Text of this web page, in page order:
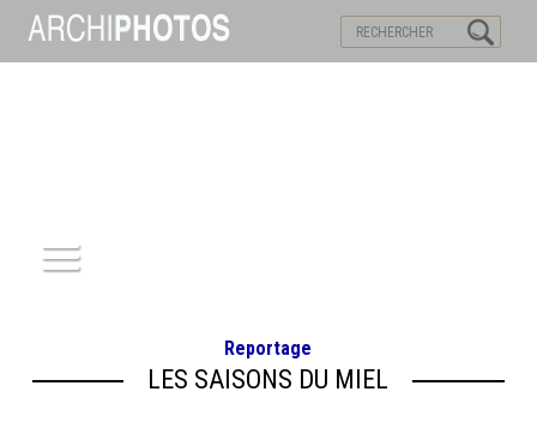
ARCHITECTURE
Reportage
LES SAISONS DU MIEL